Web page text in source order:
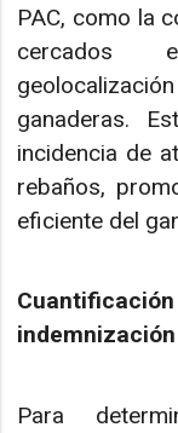
PAC, como la
cercados
ganaderas.
incidencia de
rebaños,
eficiente del
indemnización
Para